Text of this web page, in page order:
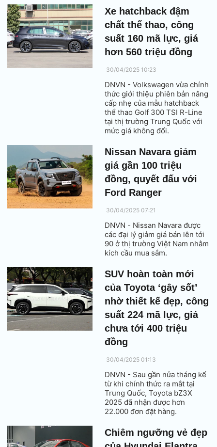
Xe hatchback đậm
chất thể thao, công
suất 160 mã lực, giá
hơn 560 triệu đồng
30/04/2025 10:23
DNVN - Volkswagen vừa chính
thức giới thiệu phiên bản nâng
cấp nhẹ của mẫu hatchback
thể thao Golf 300 TSI R-Line
tại thị trường Trung Quốc với
mức giá không đổi.
Nissan Navara giảm
giá gần 100 triệu
đồng, quyết đấu với
Ford Ranger
30/04/2025 07:21
DNVN - Nissan Navara được
các đại lý giảm giá bán lên tới
90 ở thị trường Việt Nam nhằm
kích cầu mua sắm.
SUV hoàn toàn mới
của Toyota ‘gây sốt’
nhờ thiết kế đẹp, công
suất 224 mã lực, giá
chưa tới 400 triệu
đồng
30/04/2025 01:13
DNVN - Sau gần nửa tháng kể
từ khi chính thức ra mắt tại
Trung Quốc, Toyota bZ3X
2025 đã nhận được hơn
22.000 đơn đặt hàng.
Chiêm ngưỡng vẻ đẹp